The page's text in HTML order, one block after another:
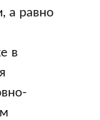
а равно
в